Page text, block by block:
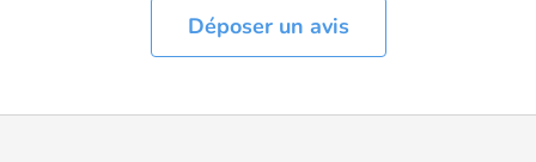
Déposer un avis